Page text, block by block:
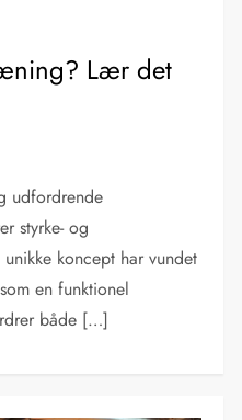
Lær det
udfordrende
styrke- og
koncept har vundet
en funktionel
både […]